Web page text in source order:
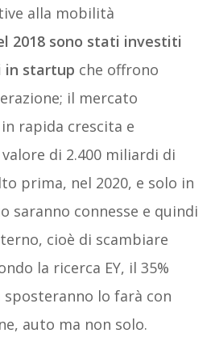
alla mobilità
2018 sono stati investiti
in startup che offrono
il mercato
rapida crescita e
di 2.400 miliardi di
prima, nel 2020, e solo in
saranno connesse e quindi
cioè di scambiare
la ricerca EY, il 35%
sposteranno lo farà con
auto ma non solo.